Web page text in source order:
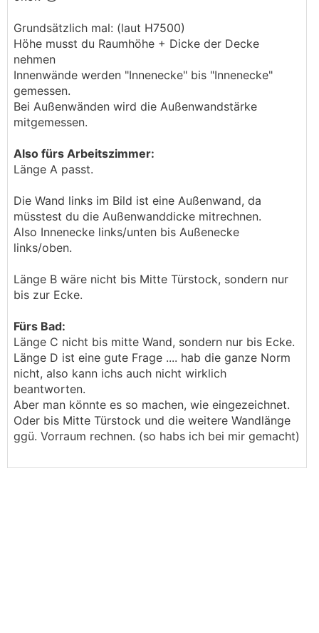
Grundsätzlich mal: (laut H7500)
Höhe musst du Raumhöhe + Dicke der Decke
nehmen
Innenwände werden "Innenecke" bis "Innenecke"
gemessen.
Bei Außenwänden wird die Außenwandstärke
mitgemessen.
Also fürs Arbeitszimmer:
Länge A passt.
Die Wand links im Bild ist eine Außenwand, da
müsstest du die Außenwanddicke mitrechnen.
Also Innenecke links/unten bis Außenecke
links/oben.
Länge B wäre nicht bis Mitte Türstock, sondern nur
bis zur Ecke.
Fürs Bad:
Länge C nicht bis mitte Wand, sondern nur bis Ecke.
Länge D ist eine gute Frage .... hab die ganze Norm
nicht, also kann ichs auch nicht wirklich
beantworten.
Aber man könnte es so machen, wie eingezeichnet.
Oder bis Mitte Türstock und die weitere Wandlänge
ggü. Vorraum rechnen. (so habs ich bei mir gemacht)